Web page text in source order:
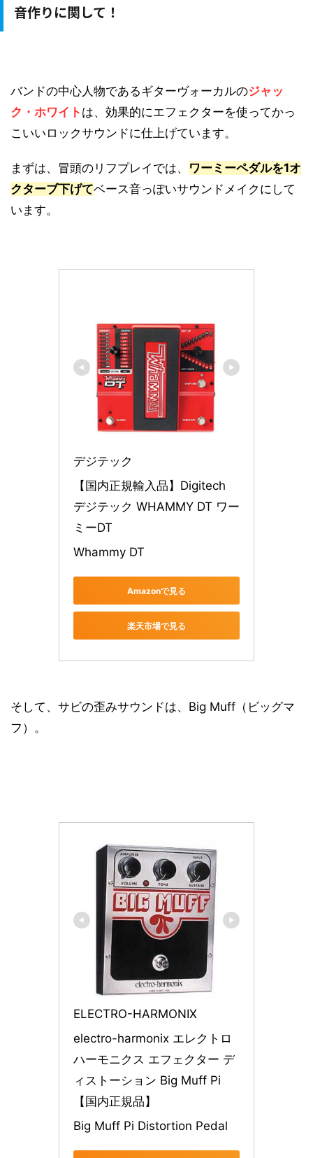
音作りに関して！
バンドの中心人物であるギターヴォーカルのジャッ
ク・ホワイト は、効果的にエフェクターを使ってかっ
こいいロックサウンドに仕上げています。
まずは、冒頭のリフプレイでは、 ワーミーペダルを1オ
クターブ下げてベース音っぽいサウンドメイクにして
います。
デジテック
【国内正規輸入品】Digitech
デジテック WHAMMY DT ワー
ミーDT
Whammy DT
Amazonで見る
楽天市場で見る
そして、サビの歪みサウンドは、Big Muff（ビッグマ
フ）。
ELECTRO-HARMONIX
electro-harmonix エレクトロ
ハーモニクス エフェクター デ
ィストーション Big Muff Pi
【国内正規品】
Big Muff Pi Distortion Pedal